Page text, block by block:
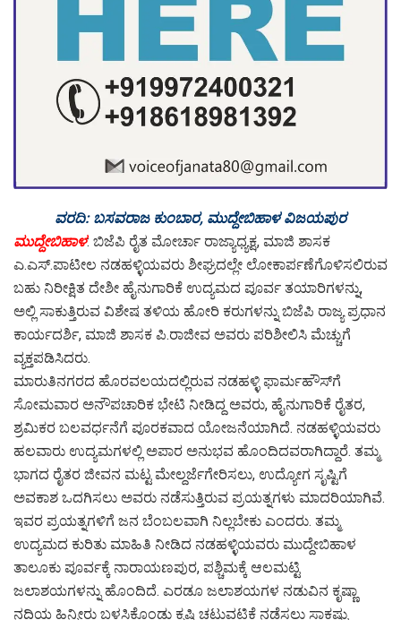
ವರದಿ: ಬಸವರಾಜ ಕುಂಬಾರ, ಮುದ್ದೇಬಿಹಾಳ ವಿಜಯಪುರ
ಮುದ್ದೇಬಿಹಾಳ: ಬಿಜೆಪಿ ರೈತ ಮೋರ್ಚಾ ರಾಜ್ಯಾಧ್ಯಕ್ಷ, ಮಾಜಿ ಶಾಸಕ
ಎ.ಎಸ್.ಪಾಟೀಲ ನಡಹಳ್ಳಿಯವರು ಶೀಘ್ರದಲ್ಲೇ ಲೋಕಾರ್ಪಣೆಗೊಳಿಸಲಿರುವ
ಬಹು ನಿರೀಕ್ಷಿತ ದೇಶೀ ಹೈನುಗಾರಿಕೆ ಉದ್ಯಮದ ಪೂರ್ವ ತಯಾರಿಗಳನ್ನು,
ಅಲ್ಲಿ ಸಾಕುತ್ತಿರುವ ವಿಶೇಷ ತಳಿಯ ಹೋರಿ ಕರುಗಳನ್ನು ಬಿಜೆಪಿ ರಾಜ್ಯ ಪ್ರಧಾನ
ಕಾರ್ಯದರ್ಶಿ, ಮಾಜಿ ಶಾಸಕ ಪಿ.ರಾಜೀವ ಅವರು ಪರಿಶೀಲಿಸಿ ಮೆಚ್ಚುಗೆ
ವ್ಯಕ್ತಪಡಿಸಿದರು.
ಮಾರುತಿನಗರದ ಹೊರವಲಯದಲ್ಲಿರುವ ನಡಹಳ್ಳಿ ಫಾರ್ಮಹೌಸ್‌ಗೆ
ಸೋಮವಾರ ಅನೌಪಚಾರಿಕ ಭೇಟಿ ನೀಡಿದ್ದ ಅವರು, ಹೈನುಗಾರಿಕೆ ರೈತರ,
ಶ್ರಮಿಕರ ಬಲವರ್ಧನೆಗೆ ಪೂರಕವಾದ ಯೋಜನೆಯಾಗಿದೆ. ನಡಹಳ್ಳಿಯವರು
ಹಲವಾರು ಉದ್ಯಮಗಳಲ್ಲಿ ಅಪಾರ ಅನುಭವ ಹೊಂದಿದವರಾಗಿದ್ದಾರೆ. ತಮ್ಮ
ಭಾಗದ ರೈತರ ಜೀವನ ಮಟ್ಟ ಮೇಲ್ದರ್ಜೆಗೇರಿಸಲು, ಉದ್ಯೋಗ ಸೃಷ್ಟಿಗೆ
ಅವಕಾಶ ಒದಗಿಸಲು ಅವರು ನಡೆಸುತ್ತಿರುವ ಪ್ರಯತ್ನಗಳು ಮಾದರಿಯಾಗಿವೆ.
ಇವರ ಪ್ರಯತ್ನಗಳಿಗೆ ಜನ ಬೆಂಬಲವಾಗಿ ನಿಲ್ಲಬೇಕು ಎಂದರು. ತಮ್ಮ
ಉದ್ಯಮದ ಕುರಿತು ಮಾಹಿತಿ ನೀಡಿದ ನಡಹಳ್ಳಿಯವರು ಮುದ್ದೇಬಿಹಾಳ
ತಾಲೂಕು ಪೂರ್ವಕ್ಕೆ ನಾರಾಯಣಪುರ, ಪಶ್ಚಿಮಕ್ಕೆ ಆಲಮಟ್ಟಿ
ಜಲಾಶಯಗಳನ್ನು ಹೊಂದಿದೆ. ಎರಡೂ ಜಲಾಶಯಗಳ ನಡುವಿನ ಕೃಷ್ಣಾ
ನದಿಯ ಹಿನ್ನೀರು ಬಳಸಿಕೊಂಡು ಕೃಷಿ ಚಟುವಟಿಕೆ ನಡೆಸಲು ಸಾಕಷ್ಟು